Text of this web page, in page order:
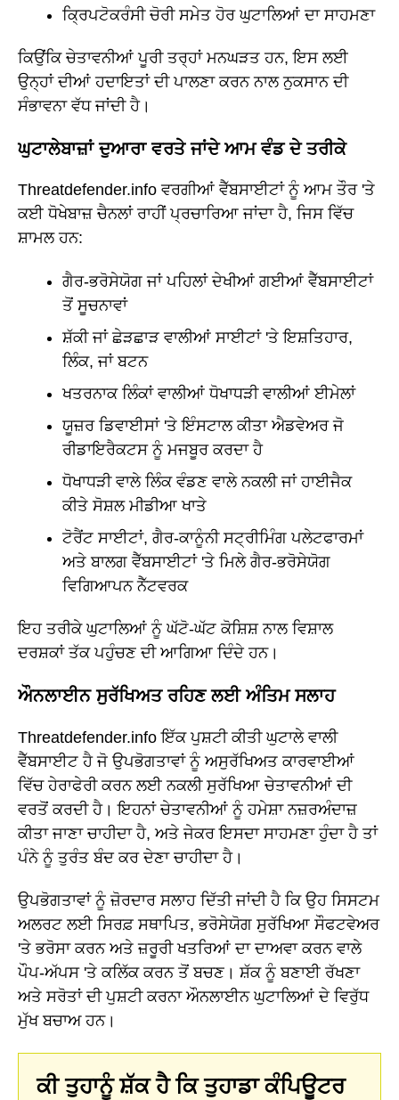
ਕ੍ਰਿਪਟੋਕਰੰਸੀ ਚੋਰੀ ਸਮੇਤ ਹੋਰ ਘੁਟਾਲਿਆਂ ਦਾ ਸਾਹਮਣਾ
ਕਿਉਂਕਿ ਚੇਤਾਵਨੀਆਂ ਪੂਰੀ ਤਰ੍ਹਾਂ ਮਨਘੜਤ ਹਨ, ਇਸ ਲਈ
ਉਨ੍ਹਾਂ ਦੀਆਂ ਹਦਾਇਤਾਂ ਦੀ ਪਾਲਣਾ ਕਰਨ ਨਾਲ ਨੁਕਸਾਨ ਦੀ
ਸੰਭਾਵਨਾ ਵੱਧ ਜਾਂਦੀ ਹੈ।
ਘੁਟਾਲੇਬਾਜ਼ਾਂ ਦੁਆਰਾ ਵਰਤੇ ਜਾਂਦੇ ਆਮ ਵੰਡ ਦੇ ਤਰੀਕੇ
Threatdefender.info ਵਰਗੀਆਂ ਵੈੱਬਸਾਈਟਾਂ ਨੂੰ ਆਮ ਤੌਰ 'ਤੇ
ਕਈ ਧੋਖੇਬਾਜ਼ ਚੈਨਲਾਂ ਰਾਹੀਂ ਪ੍ਰਚਾਰਿਆ ਜਾਂਦਾ ਹੈ, ਜਿਸ ਵਿੱਚ
ਸ਼ਾਮਲ ਹਨ:
ਗੈਰ-ਭਰੋਸੇਯੋਗ ਜਾਂ ਪਹਿਲਾਂ ਦੇਖੀਆਂ ਗਈਆਂ ਵੈੱਬਸਾਈਟਾਂ
ਤੋਂ ਸੂਚਨਾਵਾਂ
ਸ਼ੱਕੀ ਜਾਂ ਛੇੜਛਾੜ ਵਾਲੀਆਂ ਸਾਈਟਾਂ 'ਤੇ ਇਸ਼ਤਿਹਾਰ,
ਲਿੰਕ, ਜਾਂ ਬਟਨ
ਖਤਰਨਾਕ ਲਿੰਕਾਂ ਵਾਲੀਆਂ ਧੋਖਾਧੜੀ ਵਾਲੀਆਂ ਈਮੇਲਾਂ
ਯੂਜ਼ਰ ਡਿਵਾਈਸਾਂ 'ਤੇ ਇੰਸਟਾਲ ਕੀਤਾ ਐਡਵੇਅਰ ਜੋ
ਰੀਡਾਇਰੈਕਟਸ ਨੂੰ ਮਜਬੂਰ ਕਰਦਾ ਹੈ
ਧੋਖਾਧੜੀ ਵਾਲੇ ਲਿੰਕ ਵੰਡਣ ਵਾਲੇ ਨਕਲੀ ਜਾਂ ਹਾਈਜੈਕ
ਕੀਤੇ ਸੋਸ਼ਲ ਮੀਡੀਆ ਖਾਤੇ
ਟੋਰੈਂਟ ਸਾਈਟਾਂ, ਗੈਰ-ਕਾਨੂੰਨੀ ਸਟ੍ਰੀਮਿੰਗ ਪਲੇਟਫਾਰਮਾਂ
ਅਤੇ ਬਾਲਗ ਵੈੱਬਸਾਈਟਾਂ 'ਤੇ ਮਿਲੇ ਗੈਰ-ਭਰੋਸੇਯੋਗ
ਵਿਗਿਆਪਨ ਨੈੱਟਵਰਕ
ਇਹ ਤਰੀਕੇ ਘੁਟਾਲਿਆਂ ਨੂੰ ਘੱਟੋ-ਘੱਟ ਕੋਸ਼ਿਸ਼ ਨਾਲ ਵਿਸ਼ਾਲ
ਦਰਸ਼ਕਾਂ ਤੱਕ ਪਹੁੰਚਣ ਦੀ ਆਗਿਆ ਦਿੰਦੇ ਹਨ।
ਔਨਲਾਈਨ ਸੁਰੱਖਿਅਤ ਰਹਿਣ ਲਈ ਅੰਤਿਮ ਸਲਾਹ
Threatdefender.info ਇੱਕ ਪੁਸ਼ਟੀ ਕੀਤੀ ਘੁਟਾਲੇ ਵਾਲੀ
ਵੈੱਬਸਾਈਟ ਹੈ ਜੋ ਉਪਭੋਗਤਾਵਾਂ ਨੂੰ ਅਸੁਰੱਖਿਅਤ ਕਾਰਵਾਈਆਂ
ਵਿੱਚ ਹੇਰਾਫੇਰੀ ਕਰਨ ਲਈ ਨਕਲੀ ਸੁਰੱਖਿਆ ਚੇਤਾਵਨੀਆਂ ਦੀ
ਵਰਤੋਂ ਕਰਦੀ ਹੈ। ਇਹਨਾਂ ਚੇਤਾਵਨੀਆਂ ਨੂੰ ਹਮੇਸ਼ਾ ਨਜ਼ਰਅੰਦਾਜ਼
ਕੀਤਾ ਜਾਣਾ ਚਾਹੀਦਾ ਹੈ, ਅਤੇ ਜੇਕਰ ਇਸਦਾ ਸਾਹਮਣਾ ਹੁੰਦਾ ਹੈ ਤਾਂ
ਪੰਨੇ ਨੂੰ ਤੁਰੰਤ ਬੰਦ ਕਰ ਦੇਣਾ ਚਾਹੀਦਾ ਹੈ।
ਉਪਭੋਗਤਾਵਾਂ ਨੂੰ ਜ਼ੋਰਦਾਰ ਸਲਾਹ ਦਿੱਤੀ ਜਾਂਦੀ ਹੈ ਕਿ ਉਹ ਸਿਸਟਮ
ਅਲਰਟ ਲਈ ਸਿਰਫ਼ ਸਥਾਪਿਤ, ਭਰੋਸੇਯੋਗ ਸੁਰੱਖਿਆ ਸੌਫਟਵੇਅਰ
'ਤੇ ਭਰੋਸਾ ਕਰਨ ਅਤੇ ਜ਼ਰੂਰੀ ਖਤਰਿਆਂ ਦਾ ਦਾਅਵਾ ਕਰਨ ਵਾਲੇ
ਪੌਪ-ਅੱਪਸ 'ਤੇ ਕਲਿੱਕ ਕਰਨ ਤੋਂ ਬਚਣ। ਸ਼ੱਕ ਨੂੰ ਬਣਾਈ ਰੱਖਣਾ
ਅਤੇ ਸਰੋਤਾਂ ਦੀ ਪੁਸ਼ਟੀ ਕਰਨਾ ਔਨਲਾਈਨ ਘੁਟਾਲਿਆਂ ਦੇ ਵਿਰੁੱਧ
ਮੁੱਖ ਬਚਾਅ ਹਨ।
ਕੀ ਤੁਹਾਨੂੰ ਸ਼ੱਕ ਹੈ ਕਿ ਤੁਹਾਡਾ ਕੰਪਿਊਟਰ